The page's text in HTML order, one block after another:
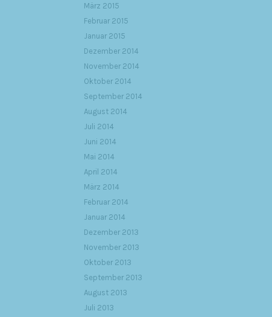
März 2015
Februar 2015
Januar 2015
Dezember 2014
November 2014
Oktober 2014
September 2014
August 2014
Juli 2014
Juni 2014
Mai 2014
April 2014
März 2014
Februar 2014
Januar 2014
Dezember 2013
November 2013
Oktober 2013
September 2013
August 2013
Juli 2013